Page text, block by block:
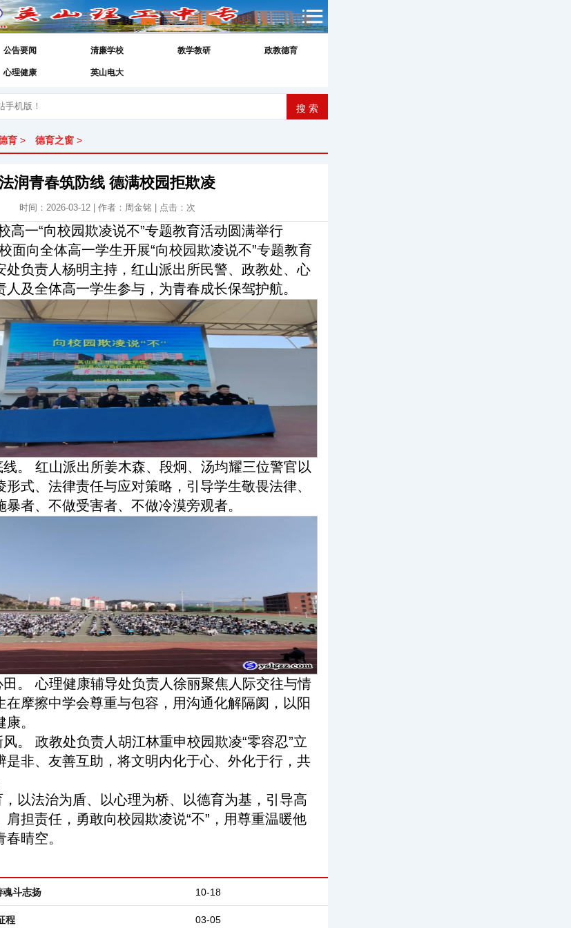
公告要闻 清廉学校 教学教研 政教德育
心理健康 英山电大
育 > 德育之窗 >
润青春筑防线 德满校园拒欺凌
时间：2026-03-12 | 作者：周金铭 | 点击： 次
一“向校园欺凌说不”专题教育活动圆满举行
面向全体高一学生开展“向校园欺凌说不”专题教育
处负责人杨明主持，红山派出所民警、政教处、心
及全体高一学生参与，为青春成长保驾护航。
。 红山派出所姜木森、段炯、汤均耀三位警官以
式、法律责任与应对策略，引导学生敬畏法律、
暴者、不做受害者、不做冷漠旁观者。
。 心理健康辅导处负责人徐丽聚焦人际交往与情
在摩擦中学会尊重与包容，用沟通化解隔阂，以阳
。
。 政教处负责人胡江林重申校园欺凌“零容忍”立
是非、友善互助，将文明内化于心、外化于行，共
以法治为盾、以心理为桥、以德育为基，引导高
肩担责任，勇敢向校园欺凌说“不”，用尊重温暖他
晴空。
10-18
魂斗志扬
03-05
程